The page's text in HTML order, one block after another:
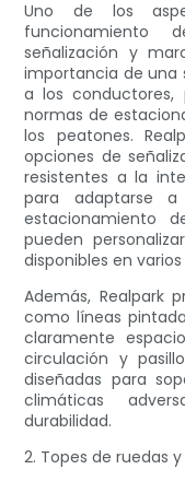
Uno de los
señalización y
importancia de una
a los conductores,
normas de
los peatones.
opciones de
resistentes a la
para adaptarse a
estacionamiento
pueden
disponibles en
Además, Realpark
como líneas
claramente
circulación y
diseñadas para
climáticas
durabilidad.
2. Topes de ruedas